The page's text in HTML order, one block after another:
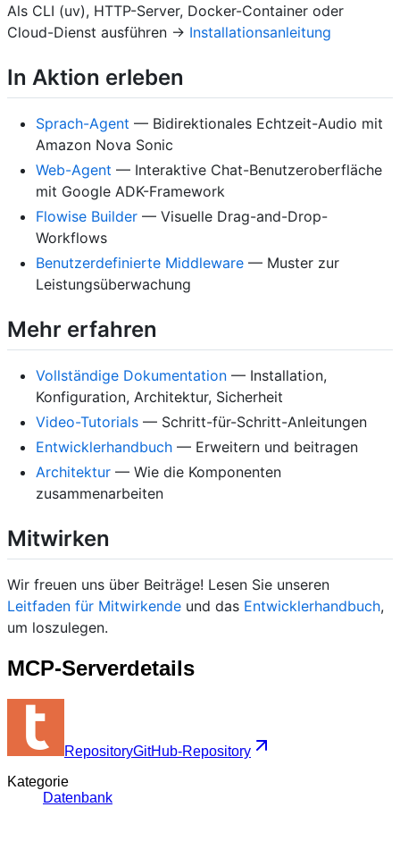
Als CLI (uv), HTTP-Server, Docker-Container oder
Cloud-Dienst ausführen → Installationsanleitung
In Aktion erleben
Sprach-Agent — Bidirektionales Echtzeit-Audio mit
Amazon Nova Sonic
Web-Agent — Interaktive Chat-Benutzeroberfläche
mit Google ADK-Framework
Flowise Builder — Visuelle Drag-and-Drop-
Workflows
Benutzerdefinierte Middleware — Muster zur
Leistungsüberwachung
Mehr erfahren
Vollständige Dokumentation — Installation,
Konfiguration, Architektur, Sicherheit
Video-Tutorials — Schritt-für-Schritt-Anleitungen
Entwicklerhandbuch — Erweitern und beitragen
Architektur — Wie die Komponenten
zusammenarbeiten
Mitwirken
Wir freuen uns über Beiträge! Lesen Sie unseren
Leitfaden für Mitwirkende und das Entwicklerhandbuch,
um loszulegen.
MCP-Serverdetails
RepositoryGitHub-Repository
Kategorie
Datenbank